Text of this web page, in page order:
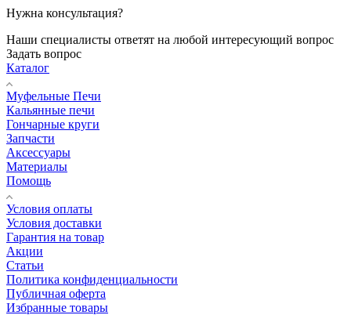
Нужна консультация?
Наши специалисты ответят на любой интересующий вопрос
Задать вопрос
Каталог
Муфельные Печи
Кальянные печи
Гончарные круги
Запчасти
Аксессуары
Материалы
Помощь
Условия оплаты
Условия доставки
Гарантия на товар
Акции
Статьи
Политика конфиденциальности
Публичная оферта
Избранные товары